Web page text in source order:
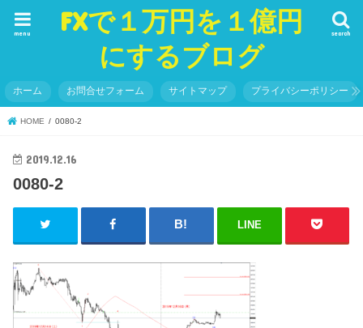
FXで１万円を１億円
にするブログ
search
menu
ホーム お問合せフォーム サイトマップ プライバシーポリシー
HOME 0080-2
2019.12.16
0080-2
LINE